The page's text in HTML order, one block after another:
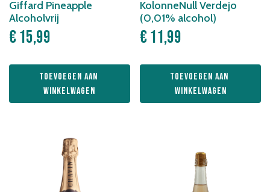
Giffard Pineapple
Alcoholvrij
€15,99
Toevoegen aan
winkelwagen
KolonneNull Verdejo
(0,01% alcohol)
€11,99
Toevoegen aan
winkelwagen